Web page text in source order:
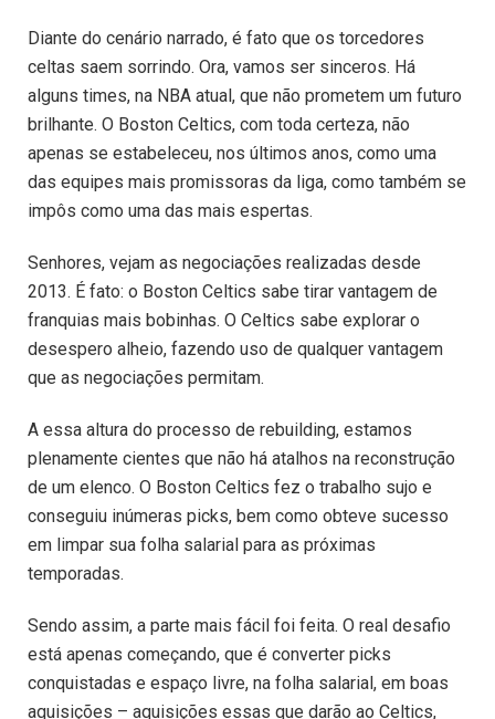
Diante do cenário narrado, é fato que os torcedores
celtas saem sorrindo. Ora, vamos ser sinceros. Há
alguns times, na NBA atual, que não prometem um futuro
brilhante. O Boston Celtics, com toda certeza, não
apenas se estabeleceu, nos últimos anos, como uma
das equipes mais promissoras da liga, como também se
impôs como uma das mais espertas.
Senhores, vejam as negociações realizadas desde
2013. É fato: o Boston Celtics sabe tirar vantagem de
franquias mais bobinhas. O Celtics sabe explorar o
desespero alheio, fazendo uso de qualquer vantagem
que as negociações permitam.
A essa altura do processo de rebuilding, estamos
plenamente cientes que não há atalhos na reconstrução
de um elenco. O Boston Celtics fez o trabalho sujo e
conseguiu inúmeras picks, bem como obteve sucesso
em limpar sua folha salarial para as próximas
temporadas.
Sendo assim, a parte mais fácil foi feita. O real desafio
está apenas começando, que é converter picks
conquistadas e espaço livre, na folha salarial, em boas
aquisições – aquisições essas que darão ao Celtics,